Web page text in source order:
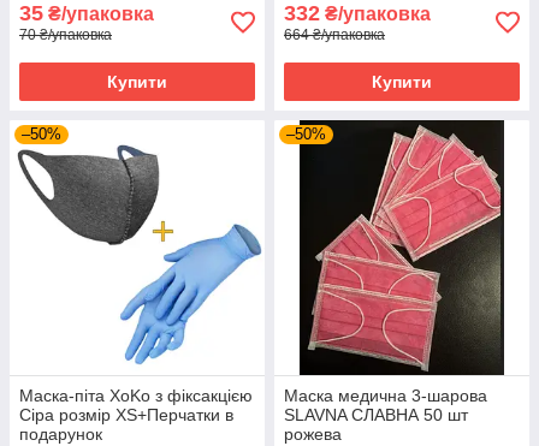
35 ₴/упаковка
70 ₴/упаковка
Купити
332 ₴/упаковка
664 ₴/упаковка
Купити
–50%
Маска-піта XoKo з фіксакцією
Сіра розмір XS+Перчатки в
подарунок
–50%
Маска медична 3-шарова
SLAVNA СЛАВНА 50 шт
рожева